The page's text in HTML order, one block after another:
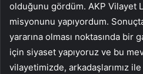
olduğunu gördüm. AKP Vilayet
misyonunu yapıyordum.
yararına olması noktasında bir
için siyaset yapıyoruz ve bu
vilayetimizde, arkadaşlarımız ile